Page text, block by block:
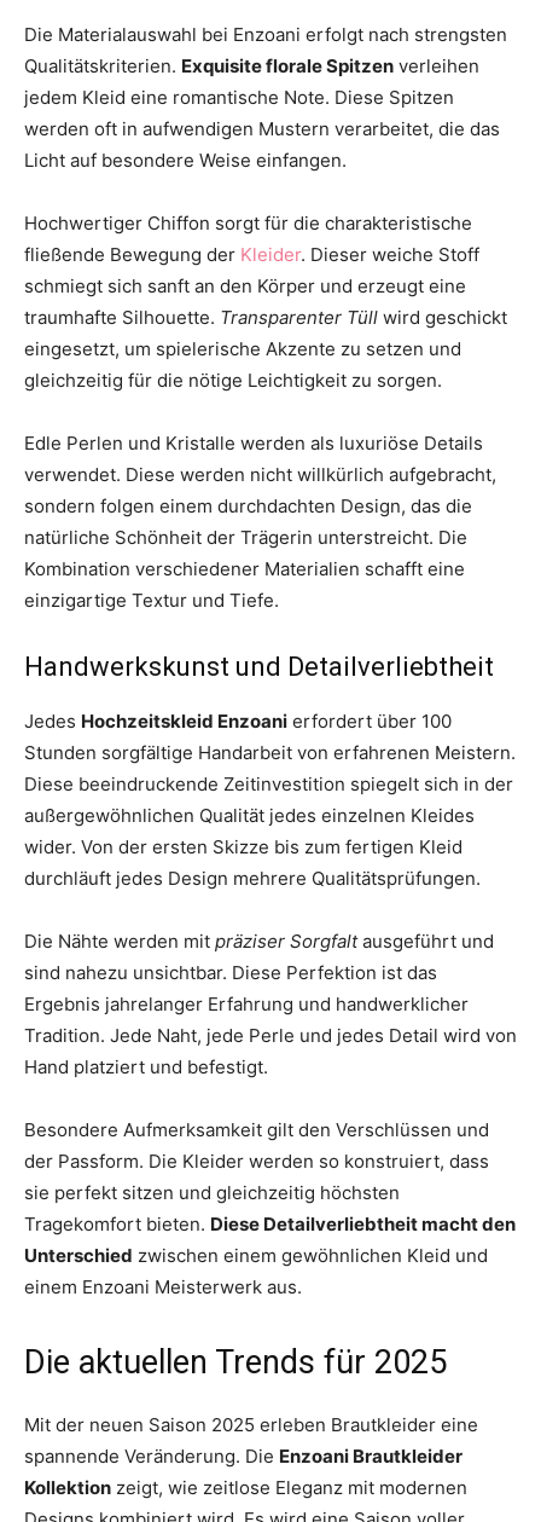
Die Materialauswahl bei Enzoani erfolgt nach strengsten
Qualitätskriterien. Exquisite florale Spitzen verleihen
jedem Kleid eine romantische Note. Diese Spitzen
werden oft in aufwendigen Mustern verarbeitet, die das
Licht auf besondere Weise einfangen.
Hochwertiger Chiffon sorgt für die charakteristische
fließende Bewegung der Kleider. Dieser weiche Stoff
schmiegt sich sanft an den Körper und erzeugt eine
traumhafte Silhouette. Transparenter Tüll wird geschickt
eingesetzt, um spielerische Akzente zu setzen und
gleichzeitig für die nötige Leichtigkeit zu sorgen.
Edle Perlen und Kristalle werden als luxuriöse Details
verwendet. Diese werden nicht willkürlich aufgebracht,
sondern folgen einem durchdachten Design, das die
natürliche Schönheit der Trägerin unterstreicht. Die
Kombination verschiedener Materialien schafft eine
einzigartige Textur und Tiefe.
Handwerkskunst und Detailverliebtheit
Jedes Hochzeitskleid Enzoani erfordert über 100
Stunden sorgfältige Handarbeit von erfahrenen Meistern.
Diese beeindruckende Zeitinvestition spiegelt sich in der
außergewöhnlichen Qualität jedes einzelnen Kleides
wider. Von der ersten Skizze bis zum fertigen Kleid
durchläuft jedes Design mehrere Qualitätsprüfungen.
Die Nähte werden mit präziser Sorgfaltausgeführt und
sind nahezu unsichtbar. Diese Perfektion ist das
Ergebnis jahrelanger Erfahrung und handwerklicher
Tradition. Jede Naht, jede Perle und jedes Detail wird von
Hand platziert und befestigt.
Besondere Aufmerksamkeit gilt den Verschlüssen und
der Passform. Die Kleider werden so konstruiert, dass
sie perfekt sitzen und gleichzeitig höchsten
Tragekomfort bieten. Diese Detailverliebtheit macht den
Unterschied zwischen einem gewöhnlichen Kleid und
einem Enzoani Meisterwerk aus.
Die aktuellen Trends für 2025
Mit der neuen Saison 2025 erleben Brautkleider eine
spannende Veränderung. Die Enzoani Brautkleider
Kollektion zeigt, wie zeitlose Eleganz mit modernen